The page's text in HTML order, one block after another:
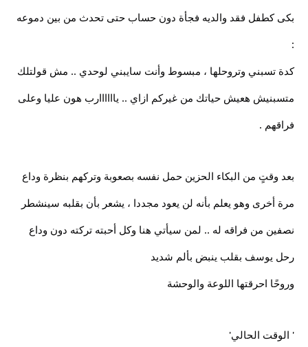
بكى كطفل فقد والديه فجأة دون حساب حتى تحدث من بين دموعه
:
كدة تسبني وتروحلها ، مبسوط وأنت سايبني لوحدي .. مش قولتلك
متسبنيش هعيش حياتك من غيركم ازاي .. ياااااارب هون عليا وعلى
فراقهم .
بعد وقتٍ من البكاء الحزين حمل نفسه بصعوبة وتركهم بنظرة وداع
مرة أخرى وهو يعلم بأنه لن يعود مجددا ، يشعر بأن بقلبه سينشطر
نصفين من فراقه له .. لمن سيأتي هنا وكل أحبته تركته دون وداع
رحل يوسف بقلب ينبض بألم شديد
وروحًا احرقتها اللوعة والوحشة
' الوقت الحالي'